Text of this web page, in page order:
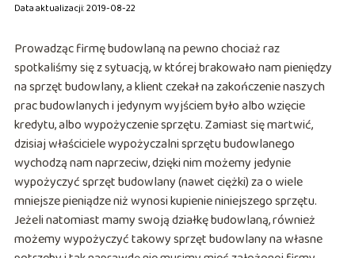
Data aktualizacji: 2019-08-22
Prowadząc firmę budowlaną na pewno chociaż raz
spotkaliśmy się z sytuacją, w której brakowało nam pieniędzy
na sprzęt budowlany, a klient czekał na zakończenie naszych
prac budowlanych i jedynym wyjściem było albo wzięcie
kredytu, albo wypożyczenie sprzętu. Zamiast się martwić,
dzisiaj właściciele wypożyczalni sprzętu budowlanego
wychodzą nam naprzeciw, dzięki nim możemy jedynie
wypożyczyć sprzęt budowlany (nawet ciężki) za o wiele
mniejsze pieniądze niż wynosi kupienie niniejszego sprzętu.
Jeżeli natomiast mamy swoją działkę budowlaną, również
możemy wypożyczyć takowy sprzęt budowlany na własne